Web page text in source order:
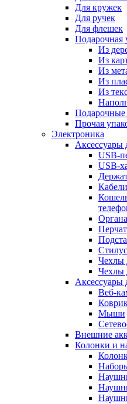
Для кружек
Для ручек
Для флешек
Подарочная
Из
Из
Из
Из
Из
Подарочные
Прочая
Электроника
Аксессуары
USB-
USB-
Чехлы
Чехлы
Веб-
Мыши
Внешние
Колонки и